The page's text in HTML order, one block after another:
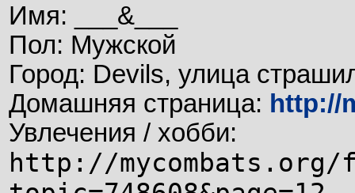
Имя: ___&___
Пол: Мужской
Город: Devils, улица
Домашняя страница: http://
Увлечения / хобби:
http://mycombats.org/